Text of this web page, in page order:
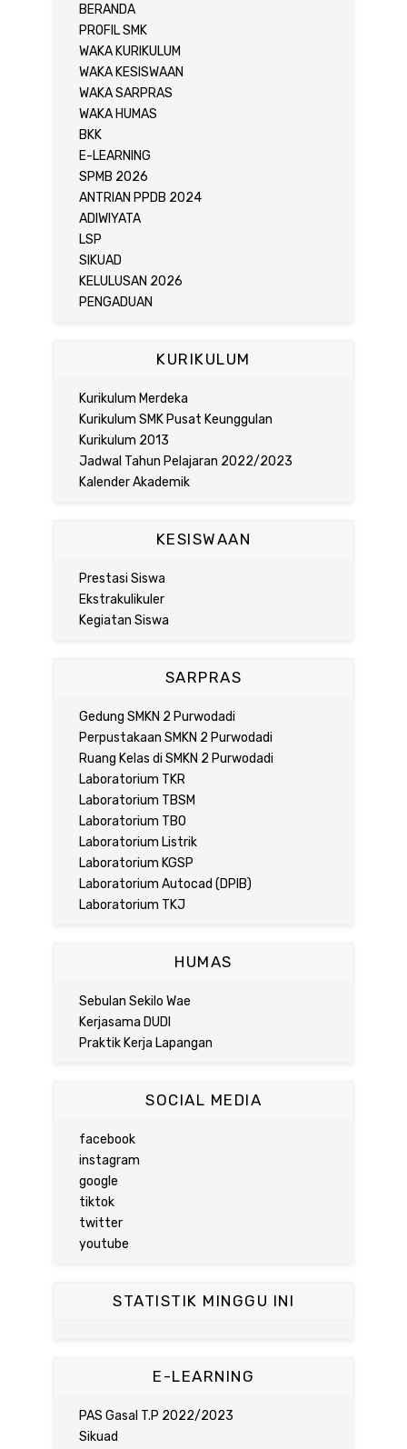
BERANDA
PROFIL SMK
WAKA KURIKULUM
WAKA KESISWAAN
WAKA SARPRAS
WAKA HUMAS
BKK
E-LEARNING
SPMB 2026
ANTRIAN PPDB 2024
ADIWIYATA
LSP
SIKUAD
KELULUSAN 2026
PENGADUAN
KURIKULUM
Kurikulum Merdeka
Kurikulum SMK Pusat Keunggulan
Kurikulum 2013
Jadwal Tahun Pelajaran 2022/2023
Kalender Akademik
KESISWAAN
Prestasi Siswa
Ekstrakulikuler
Kegiatan Siswa
SARPRAS
Gedung SMKN 2 Purwodadi
Perpustakaan SMKN 2 Purwodadi
Ruang Kelas di SMKN 2 Purwodadi
Laboratorium TKR
Laboratorium TBSM
Laboratorium TBO
Laboratorium Listrik
Laboratorium KGSP
Laboratorium Autocad (DPIB)
Laboratorium TKJ
HUMAS
Sebulan Sekilo Wae
Kerjasama DUDI
Praktik Kerja Lapangan
SOCIAL MEDIA
facebook
instagram
google
tiktok
twitter
youtube
STATISTIK MINGGU INI
E-LEARNING
PAS Gasal T.P 2022/2023
Sikuad